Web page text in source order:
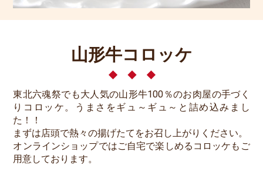
山形牛コロッケ
東北六魂祭でも大人気の山形牛100％のお肉屋の手づく
りコロッケ。うまさをギュ～ギュ～と詰め込みまし
た！！
まずは店頭で熱々の揚げたてをお召し上がりください。
オンラインショップではご自宅で楽しめるコロッケもご
用意しております。